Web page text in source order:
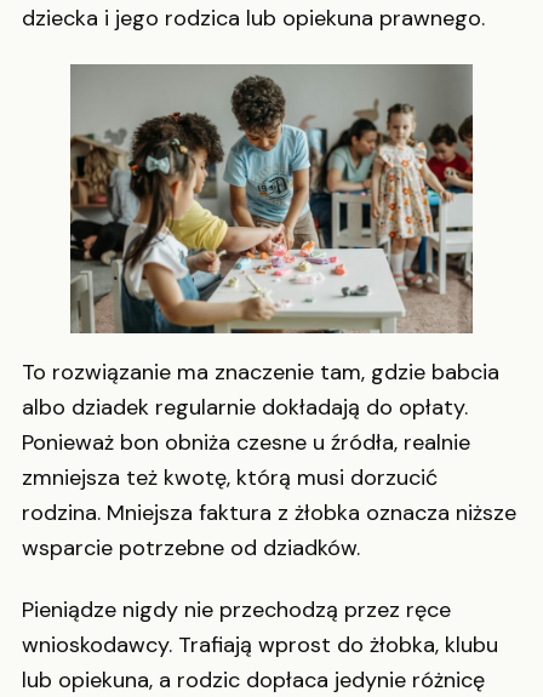
dziecka i jego rodzica lub opiekuna prawnego.
To rozwiązanie ma znaczenie tam, gdzie babcia
albo dziadek regularnie dokładają do opłaty.
Ponieważ bon obniża czesne u źródła, realnie
zmniejsza też kwotę, którą musi dorzucić
rodzina. Mniejsza faktura z żłobka oznacza niższe
wsparcie potrzebne od dziadków.
Pieniądze nigdy nie przechodzą przez ręce
wnioskodawcy. Trafiają wprost do żłobka, klubu
lub opiekuna, a rodzic dopłaca jedynie różnicę